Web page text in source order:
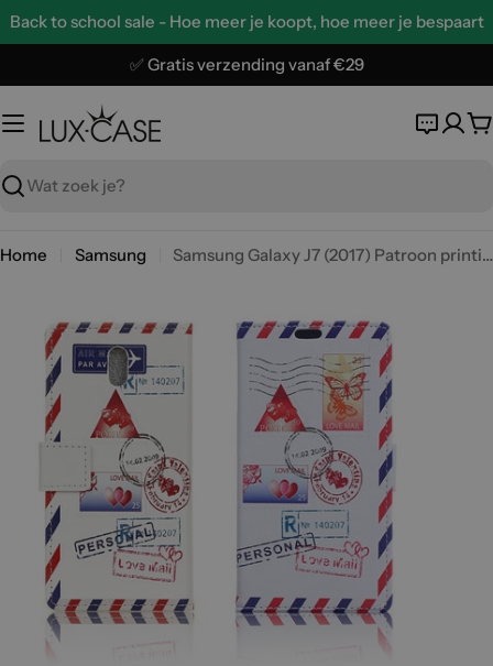
Ga
inhoud
Back to school sale - Hoe meer je koopt, hoe meer je bespaart
✅ Gratis verzending vanaf €29
Zoeken
Home Samsung Samsung Galaxy J7 (2017) Patroon printing PU Leer flip Hoesje - Personal Love Mail
Open media 0 in modal